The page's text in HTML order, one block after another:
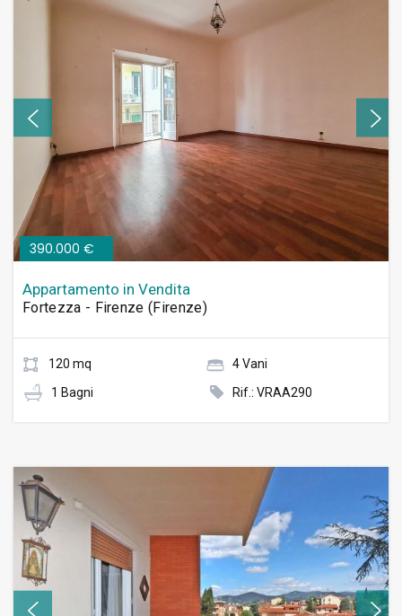
390.000 €
Appartamento in Vendita
Fortezza - Firenze (Firenze)
120 mq
4 Vani
1 Bagni
Rif.: VRAA290